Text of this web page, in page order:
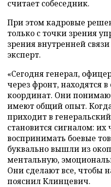
считает собеседник.
При этом кадровые
только с точки зрения
зрения внутренней
эксперт.
«Сегодня генерал,
через фронт, находятся
координат. Они
имеют общий опыт.
приходит в
становится сигналом: их
воспринимать боевые
буквально вышли из
ментальную,
Они сделают все, чтобы
пояснил Клинцевич.